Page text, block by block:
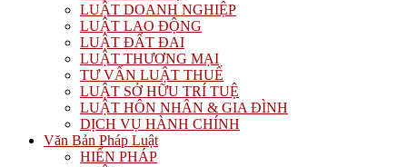
LUẬT DOANH NGHIỆP
LUẬT LAO ĐỘNG
LUẬT ĐẤT ĐAI
LUẬT THƯƠNG MẠI
TƯ VẤN LUẬT THUẾ
LUẬT SỞ HỮU TRÍ TUỆ
LUẬT HÔN NHÂN & GIA ĐÌNH
DỊCH VỤ HÀNH CHÍNH
Văn Bản Pháp Luật
HIẾN PHÁP